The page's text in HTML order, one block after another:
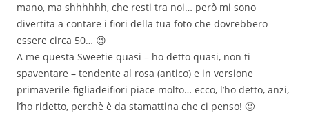
mano, ma shhhhhh, che resti tra noi… però mi sono
divertita a contare i fiori della tua foto che dovrebbero
essere circa 50… 😉
A me questa Sweetie quasi – ho detto quasi, non ti
spaventare – tendente al rosa (antico) e in versione
primaverile-figliadeifiori piace molto… ecco, l’ho detto, anzi,
l’ho ridetto, perchè è da stamattina che ci penso! 🙂